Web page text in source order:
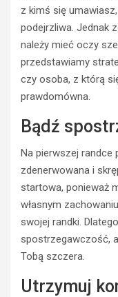
z kimś się
podejrzliwa. Jednak
należy mieć oczy
przedstawiamy
czy osoba, z którą
prawdomówna.
Bądź
Na pierwszej randce
zdenerwowana i
startowa, ponieważ
własnym
swojej randki.
spostrzegawczość,
Tobą szczera.
Utrzymuj